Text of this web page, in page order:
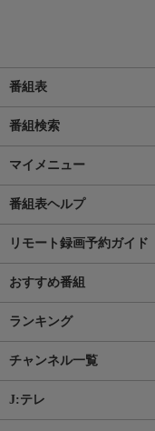
番組表
番組検索
マイメニュー
番組表ヘルプ
リモート録画予約ガイド
おすすめ番組
ランキング
チャンネル一覧
J:テレ